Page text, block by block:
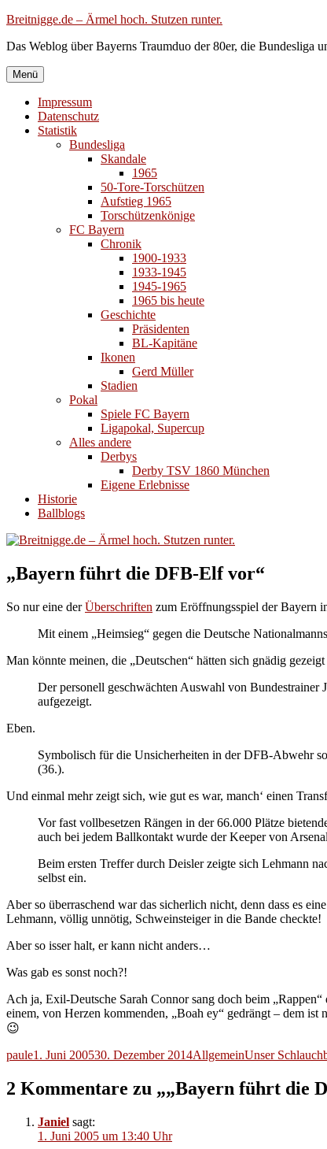
Zum
springen
Breitnigge.de – Ärmel hoch. Stutzen runter.
Das Weblog über Bayerns Traumduo der 80er, die Bundesliga
Menü
Impressum
Datenschutz
Statistik
Bundesliga
Skandale
1965
50-Tore-Torschützen
Aufstieg 1965
Torschützenkönige
FC Bayern
Chronik
1900-1933
1933-1945
1945-1965
1965 bis heute
Geschichte
Präsidenten
BL-Kapitäne
Ikonen
Gerd Müller
Stadien
Pokal
Spiele FC Bayern
Ligapokal, Supercup
Alles andere
Derbys
Derby TSV 1860 München
Eigene Erlebnisse
Historie
Ballblogs
„Bayern führt die DFB-Elf vor“
So nur eine derÜberschriften zum Eröffnungsspiel der Bayern
Mit einem „Heimsieg“ gegen die Deutsche
Man könnte meinen, die „Deutschen“ hätten sich gnädig
Der personell geschwächten Auswahl von
aufgezeigt.
Eben.
Symbolisch für die Unsicherheiten in der DFB-Abwehr
(36.).
Und einmal mehr zeigt sich, wie gut es war, manch‘ einen
Vor fast vollbesetzen Rängen in der 66.000 Plätze
auch bei jedem Ballkontakt wurde der Keeper von
Beim ersten Treffer durch Deisler zeigte sich Lehmann
selbst ein.
Aber so überraschend war das sicherlich nicht, denn dass es
Lehmann, völlig unnötig, Schweinsteiger in die Bande checkte!
Aber so isser halt, er kann nicht anders…
Was gab es sonst noch?!
Ach ja, Exil-Deutsche Sarah Connor sang doch beim
einem, von Herzen kommenden, „Boah ey“ gedrängt – dem ist
😉
Autor
pauleVeröffentlicht
1. Juni 200530. Dezember 2014Kategorien
AllgemeinSchlagwörter
Unser
2 Kommentare zu „„Bayern führt die
Janiel sagt:
1. Juni 2005 um 13:40 Uhr